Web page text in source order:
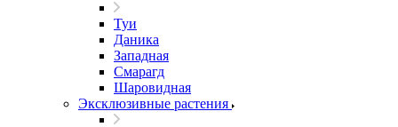
Туи
Даника
Западная
Смарагд
Шаровидная
Эксклюзивные растения